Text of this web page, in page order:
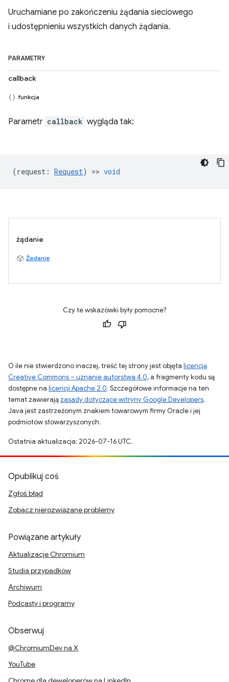
Uruchamiane po zakończeniu żądania sieciowego
i udostępnieniu wszystkich danych żądania.
PARAMETRY
callback
funkcja
Parametr callback wygląda tak:
(request : Request) => void
żądanie
Żądanie
Czy te wskazówki były pomocne?
O ile nie stwierdzono inaczej, treść tej strony jest objęta licencją
Creative Commons – uznanie autorstwa 4.0, a fragmenty kodu są
dostępne na licencji Apache 2.0. Szczegółowe informacje na ten
temat zawierają zasady dotyczące witryny Google Developers.
Java jest zastrzeżonym znakiem towarowym firmy Oracle i jej
podmiotów stowarzyszonych.
Ostatnia aktualizacja: 2026-07-16 UTC.
Opublikuj coś
Zgłoś błąd
Zobacz nierozwiązane problemy
Powiązane artykuły
Aktualizacje Chromium
Studia przypadków
Archiwum
Podcasty i programy
Obserwuj
@ChromiumDev na X
YouTube